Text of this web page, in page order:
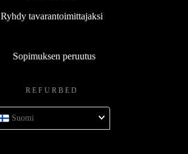
Ryhdy tavarantoimittajaksi
Sopimuksen peruutus
REFURBED
Suomi